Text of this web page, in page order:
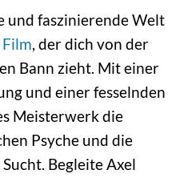
und faszinierende Welt
Film, der dich von der
Bann zieht. Mit einer
und einer fesselnden
Meisterwerk die
Psyche und die
Begleite Axel